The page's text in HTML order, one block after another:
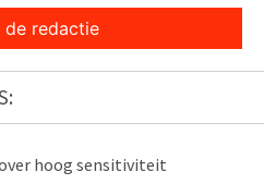
de redactie
hoog sensitiviteit